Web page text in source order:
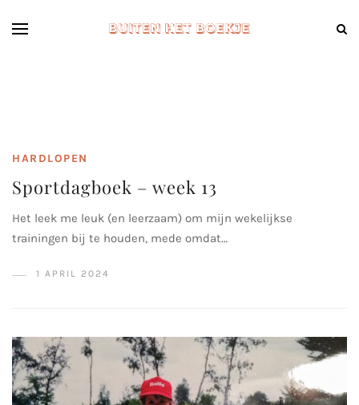
HARDLOPEN
Sportdagboek – week 13
Het leek me leuk (en leerzaam) om mijn wekelijkse
trainingen bij te houden, mede omdat…
1 APRIL 2024